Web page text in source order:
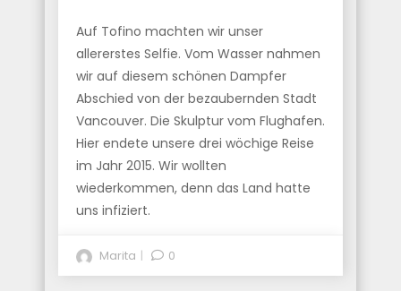
Auf Tofino machten wir unser
allererstes Selfie. Vom Wasser nahmen
wir auf diesem schönen Dampfer
Abschied von der bezaubernden Stadt
Vancouver. Die Skulptur vom Flughafen.
Hier endete unsere drei wöchige Reise
im Jahr 2015. Wir wollten
wiederkommen, denn das Land hatte
uns infiziert.
Marita 0